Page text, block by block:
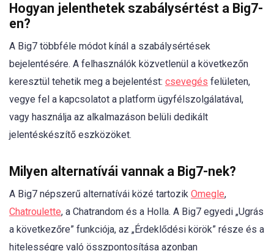
Hogyan jelenthetek szabálysértést a Big7-
en?
A Big7 többféle módot kínál a szabálysértések
bejelentésére. A felhasználók közvetlenül a következőn
keresztül tehetik meg a bejelentést: csevegés felületen,
vegye fel a kapcsolatot a platform ügyfélszolgálatával,
vagy használja az alkalmazáson belüli dedikált
jelentéskészítő eszközöket.
Milyen alternatívái vannak a Big7-nek?
A Big7 népszerű alternatívái közé tartozik Omegle,
Chatroulette, a Chatrandom és a Holla. A Big7 egyedi „Ugrás
a következőre” funkciója, az „Érdeklődési körök” része és a
hitelességre való összpontosítása azonban